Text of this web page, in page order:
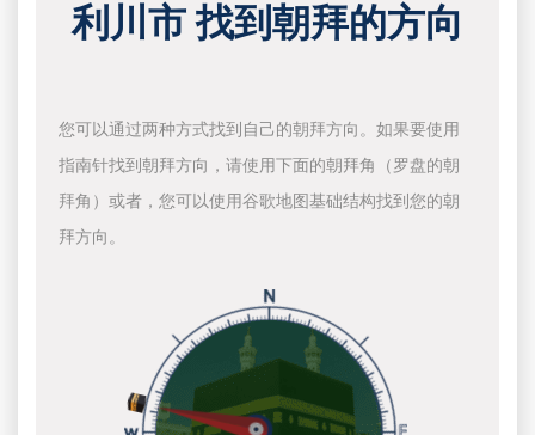
利川市 找到朝拜的方向
您可以通过两种方式找到自己的朝拜方向。如果要使用
指南针找到朝拜方向，请使用下面的朝拜角（罗盘的朝
拜角）或者，您可以使用谷歌地图基础结构找到您的朝
拜方向。